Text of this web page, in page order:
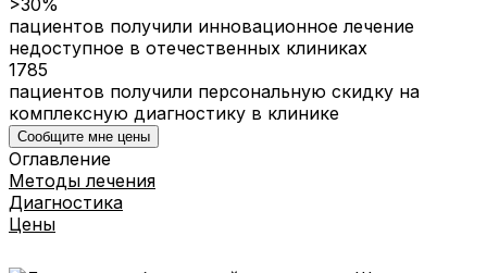
>30%
пациентов получили инновационное лечение
недоступное в отечественных клиниках
1785
пациентов получили персональную скидку на
комплексную диагностику в клинике
Сообщите мне цены
Оглавление
Методы лечения
Диагностика
Цены